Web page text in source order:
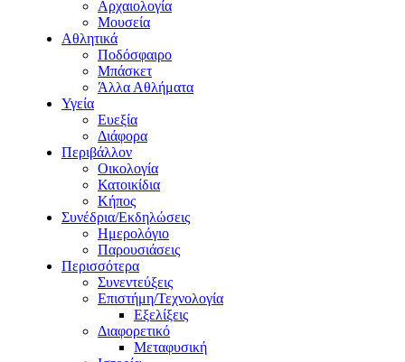
Αρχαιολογία
Μουσεία
Αθλητικά
Ποδόσφαιρο
Μπάσκετ
Άλλα Αθλήματα
Υγεία
Ευεξία
Διάφορα
Περιβάλλον
Οικολογία
Κατοικίδια
Κήπος
Συνέδρια/Εκδηλώσεις
Ημερολόγιο
Παρουσιάσεις
Περισσότερα
Συνεντεύξεις
Επιστήμη/Τεχνολογία
Εξελίξεις
Διαφορετικό
Μεταφυσική